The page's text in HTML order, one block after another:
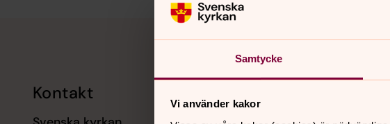
Samtycke
Vi använder kakor
Kontakt